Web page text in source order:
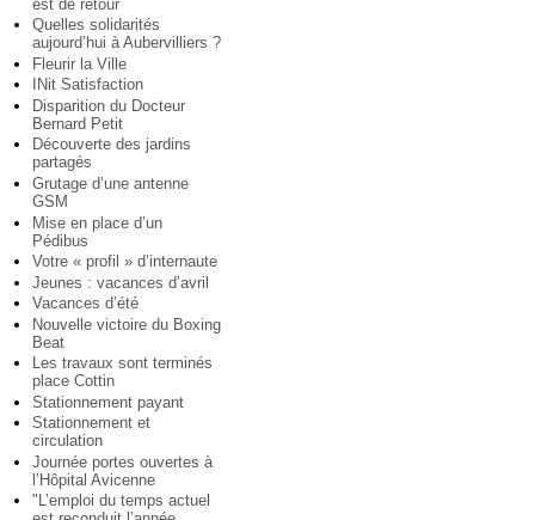
est de retour
Quelles solidarités
aujourd’hui à Aubervilliers ?
Fleurir la Ville
INit Satisfaction
Disparition du Docteur
Bernard Petit
Découverte des jardins
partagés
Grutage d’une antenne
GSM
Mise en place d’un
Pédibus
Votre « profil » d’internaute
Jeunes : vacances d’avril
Vacances d’été
Nouvelle victoire du Boxing
Beat
Les travaux sont terminés
place Cottin
Stationnement payant
Stationnement et
circulation
Journée portes ouvertes à
l’Hôpital Avicenne
"L’emploi du temps actuel